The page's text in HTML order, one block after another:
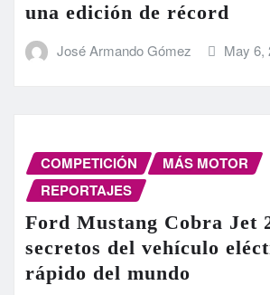
una edición de récord
José Armando Gómez May 6,
COMPETICIÓN
MÁS MOTOR
REPORTAJES
Ford Mustang Cobra Jet
secretos del vehículo
rápido del mundo